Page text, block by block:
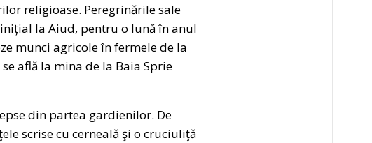
religioase. Peregrinările sale
la Aiud, pentru o lună în anul
munci agricole în fermele de la
află la mina de la Baia Sprie
din partea gardienilor. De
scrise cu cerneală şi o cruciuliţă